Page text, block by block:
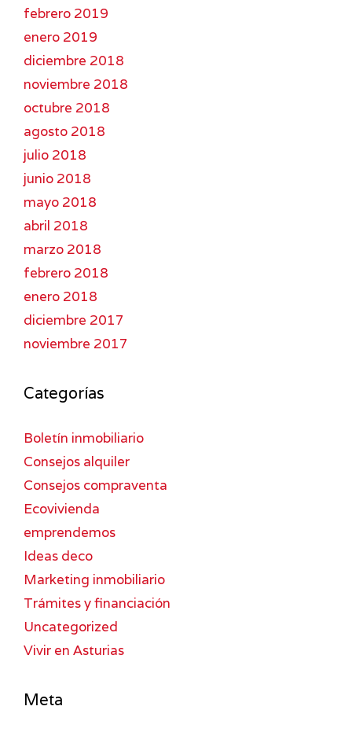
febrero 2019
enero 2019
diciembre 2018
noviembre 2018
octubre 2018
agosto 2018
julio 2018
junio 2018
mayo 2018
abril 2018
marzo 2018
febrero 2018
enero 2018
diciembre 2017
noviembre 2017
Categorías
Boletín inmobiliario
Consejos alquiler
Consejos compraventa
Ecovivienda
emprendemos
Ideas deco
Marketing inmobiliario
Trámites y financiación
Uncategorized
Vivir en Asturias
Meta